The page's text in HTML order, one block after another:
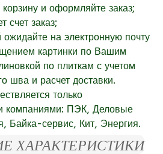
и оформляйте заказ;
счет заказ;
на электронную почту
картинки по Вашим
по плиткам с учетом
шва и расчет доставки.
только
компаниями: ПЭК, Деловые
Байка-сервис, Кит, Энергия.
ХАРАКТЕРИСТИКИ